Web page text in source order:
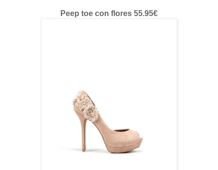
Peep toe con flores 55.95€